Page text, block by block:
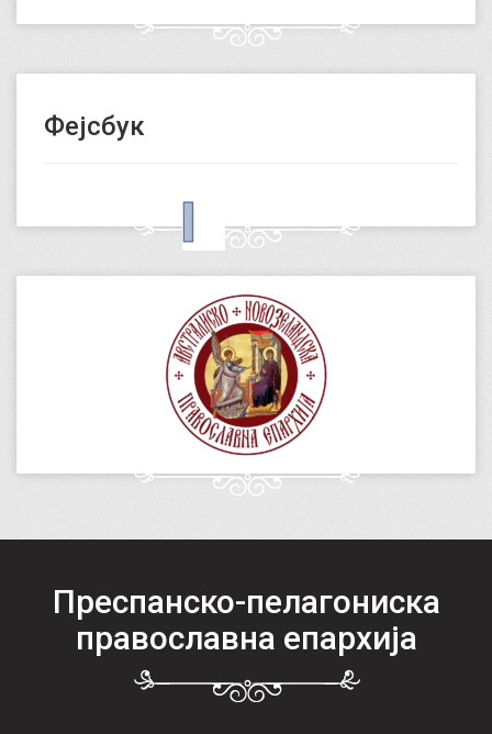
Фејсбук
Преспанско-пелагониска
православна епархија